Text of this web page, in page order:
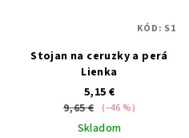
Stojan na ceruzky a perá
Lienka
5,15 €
9,65 € (–46 %)
Skladom
KÓD: S1